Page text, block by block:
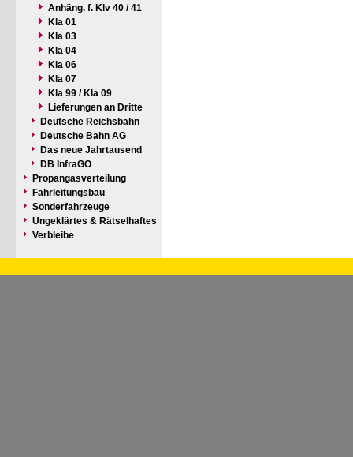
Anhäng. f. Klv 40 / 41
Kla 01
Kla 03
Kla 04
Kla 06
Kla 07
Kla 99 / Kla 09
Lieferungen an Dritte
Deutsche Reichsbahn
Deutsche Bahn AG
Das neue Jahrtausend
DB InfraGO
Propangasverteilung
Fahrleitungsbau
Sonderfahrzeuge
Ungeklärtes & Rätselhaftes
Verbleibe